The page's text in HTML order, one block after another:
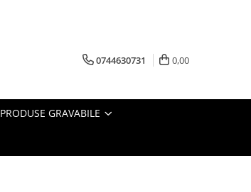
0744630731 0,00
PRODUSE GRAVABILE